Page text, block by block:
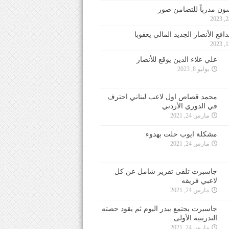
مدرباً للتضامن صور
الأنصار الجديد المالي يعقوبا
علي علاء الدين يوقع للأنصار
يوليو 8, 2023
محمد قصاص اول لاعب لبناني احترف
في الدوري الأردني
مارس 24, 2021
مشكلة ايوب حلت بهدوء
مارس 24, 2021
جاسبرت تلقى تقرير شامل عن كل
لاعبي فريقه
مارس 24, 2021
جاسبرت يجتمع ببدر اليوم ثم يقود حصته
التدريبية الأولى
مارس 24, 2021